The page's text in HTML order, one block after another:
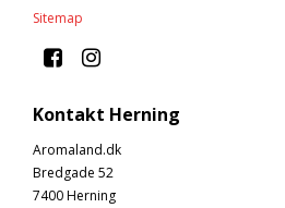
Sitemap
Kontakt Herning
Aromaland.dk
Bredgade 52
7400 Herning